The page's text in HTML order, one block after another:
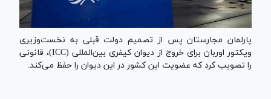
پارلمان مجارستان پس از تصمیم دولت قبلی به نخست‌وزیری
ویکتور اوربان برای خروج از دیوان کیفری بین‌المللی (ICC)، قانونی
را تصویب کرد که عضویت این کشور در این دیوان را حفظ می‌کند.